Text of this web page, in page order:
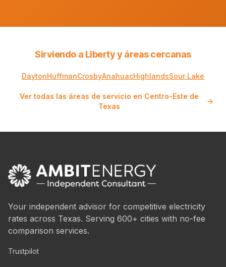
Sirviendo a Liberty y áreas cercanas
DaytonHuffmanCrosbyAnahuacHighlandsSour Lake
Ver todas las áreas de servicio en Centro-Este de
Texas
Your independent advisor for competitive electricity
rates across Texas. Serving 600+ cities with no-fee
comparison services.
Trustpilot